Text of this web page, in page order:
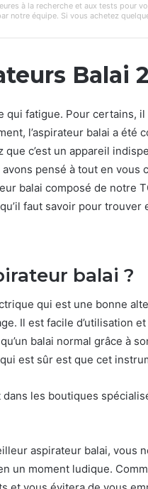
à la recherche et aux tests pour
notre équipe. Si vous achetez
Balai
qui fatigue. Pour certains,
l’aspirateur balai a été
que c’est un appareil
pensé à tout en vous
balai composé de notre
faut savoir pour
balai ?
qui est une bonne
Il est facile d’utilisation
balai normal grâce à
est sûr est que cet
dans les boutiques
aspirateur balai, vous
un moment ludique.